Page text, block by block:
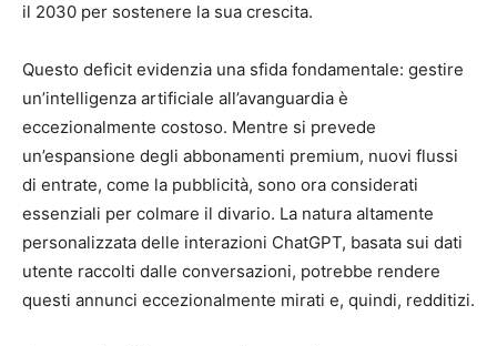
il 2030 per sostenere la sua crescita.
Questo deficit evidenzia una sfida fondamentale: gestire
un’intelligenza artificiale all’avanguardia è
eccezionalmente costoso. Mentre si prevede
un’espansione degli abbonamenti premium, nuovi flussi
di entrate, come la pubblicità, sono ora considerati
essenziali per colmare il divario. La natura altamente
personalizzata delle interazioni ChatGPT, basata sui dati
utente raccolti dalle conversazioni, potrebbe rendere
questi annunci eccezionalmente mirati e, quindi, redditizi.